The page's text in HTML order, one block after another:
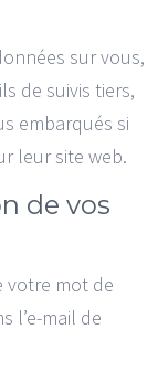
sur vous,
de suivis tiers,
embarqués si
leur site web.
de vos
votre mot de
l’e-mail de